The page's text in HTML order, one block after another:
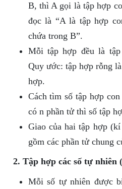
B, thì A gọi là tập hợp
đọc là “A là tập hợp
chứa trong B”.
Mỗi tập hợp đều là
Quy ước: tập hợp rỗng
hợp.
Cách tìm số tập hợp
có n phần tử thì số tập
Giao của hai tập hợp
gồm các phần tử chung
2. Tập hợp các số tự nhiên
Mỗi số tự nhiên được